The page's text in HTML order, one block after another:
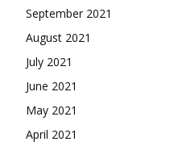
September 2021
August 2021
July 2021
June 2021
May 2021
April 2021